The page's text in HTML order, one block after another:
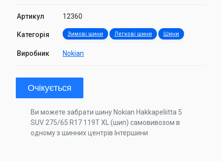
Артикул 12360
Категорія Зимові шини Легкові шини Шини
Виробник Nokian
Очікується
Ви можете забрати шину Nokian Hakkapeliitta 5
SUV 275/65 R17 119T XL (шип) самовивозом в
одному з шинних центрів Інтершини